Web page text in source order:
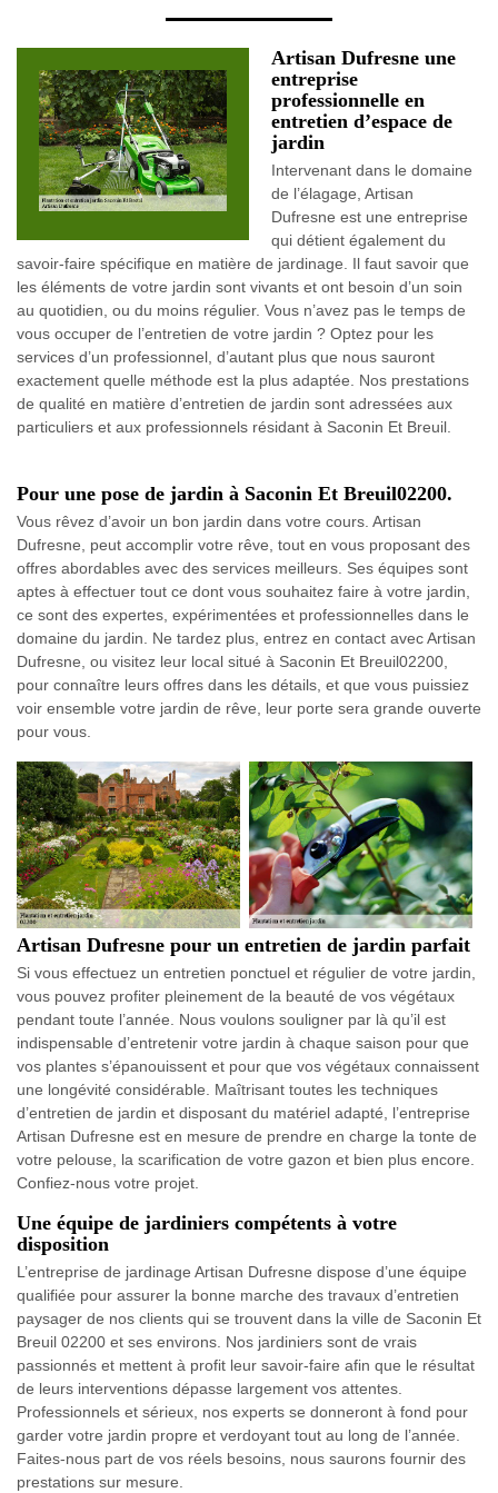
Artisan Dufresne une
entreprise
professionnelle en
entretien d’espace de
jardin
Intervenant dans le domaine
de l’élagage, Artisan
Dufresne est une entreprise
qui détient également du
savoir-faire spécifique en matière de jardinage. Il faut savoir que
les éléments de votre jardin sont vivants et ont besoin d’un soin
au quotidien, ou du moins régulier. Vous n’avez pas le temps de
vous occuper de l’entretien de votre jardin ? Optez pour les
services d’un professionnel, d’autant plus que nous sauront
exactement quelle méthode est la plus adaptée. Nos prestations
de qualité en matière d’entretien de jardin sont adressées aux
particuliers et aux professionnels résidant à Saconin Et Breuil.
Pour une pose de jardin à Saconin Et Breuil02200.
Vous rêvez d’avoir un bon jardin dans votre cours. Artisan
Dufresne, peut accomplir votre rêve, tout en vous proposant des
offres abordables avec des services meilleurs. Ses équipes sont
aptes à effectuer tout ce dont vous souhaitez faire à votre jardin,
ce sont des expertes, expérimentées et professionnelles dans le
domaine du jardin. Ne tardez plus, entrez en contact avec Artisan
Dufresne, ou visitez leur local situé à Saconin Et Breuil02200,
pour connaître leurs offres dans les détails, et que vous puissiez
voir ensemble votre jardin de rêve, leur porte sera grande ouverte
pour vous.
Artisan Dufresne pour un entretien de jardin parfait
Si vous effectuez un entretien ponctuel et régulier de votre jardin,
vous pouvez profiter pleinement de la beauté de vos végétaux
pendant toute l’année. Nous voulons souligner par là qu’il est
indispensable d’entretenir votre jardin à chaque saison pour que
vos plantes s’épanouissent et pour que vos végétaux connaissent
une longévité considérable. Maîtrisant toutes les techniques
d’entretien de jardin et disposant du matériel adapté, l’entreprise
Artisan Dufresne est en mesure de prendre en charge la tonte de
votre pelouse, la scarification de votre gazon et bien plus encore.
Confiez-nous votre projet.
Une équipe de jardiniers compétents à votre
disposition
L’entreprise de jardinage Artisan Dufresne dispose d’une équipe
qualifiée pour assurer la bonne marche des travaux d’entretien
paysager de nos clients qui se trouvent dans la ville de Saconin Et
Breuil 02200 et ses environs. Nos jardiniers sont de vrais
passionnés et mettent à profit leur savoir-faire afin que le résultat
de leurs interventions dépasse largement vos attentes.
Professionnels et sérieux, nos experts se donneront à fond pour
garder votre jardin propre et verdoyant tout au long de l’année.
Faites-nous part de vos réels besoins, nous saurons fournir des
prestations sur mesure.